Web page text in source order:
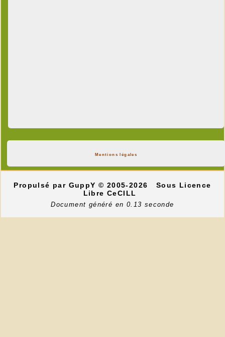
Mentions légales
Propulsé par GuppY© 2005-2026
Sous Licence
Libre CeCILL
Document généré en 0.13 seconde